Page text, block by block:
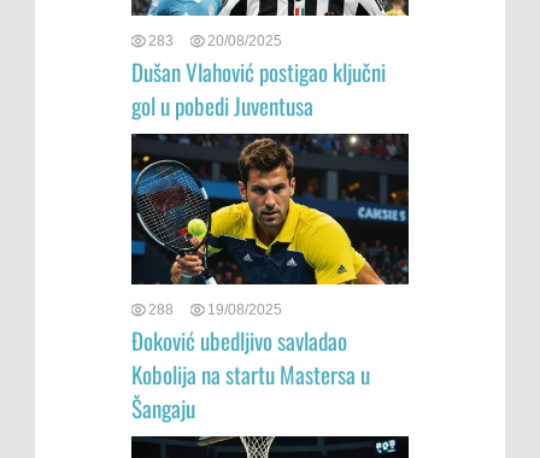
283 20/08/2025
Dušan Vlahović postigao ključni
gol u pobedi Juventusa
288 19/08/2025
Đoković ubedljivo savladao
Kobolija na startu Mastersa u
Šangaju